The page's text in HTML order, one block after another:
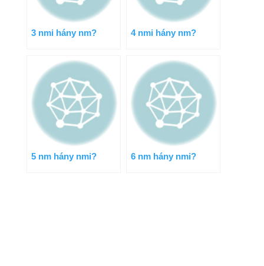
3 nmi hány nm? 4 nmi hány nm?
5 nm hány nmi? 6 nm hány nmi?